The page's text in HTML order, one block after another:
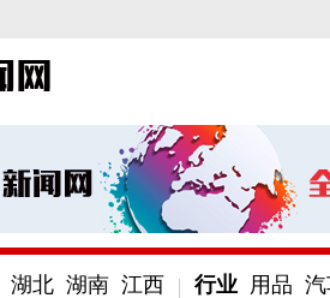
湖北 湖南 江西
行业 用品